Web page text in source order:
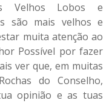
Velhos Lobos e
são mais velhos e
muita atenção ao
Possível por fazer
ver que, em muitas
do Conselho,
opinião e as tuas